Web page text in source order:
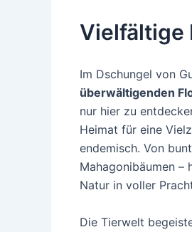
Vielfältige
Im Dschungel von
überwältigenden
nur hier zu
Heimat für eine
endemisch. Von
Mahagonibäumen –
Natur in voller
Die Tierwelt